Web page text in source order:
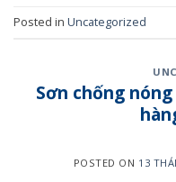
Posted in Uncategorized
Sơn chống
POSTED ON 13